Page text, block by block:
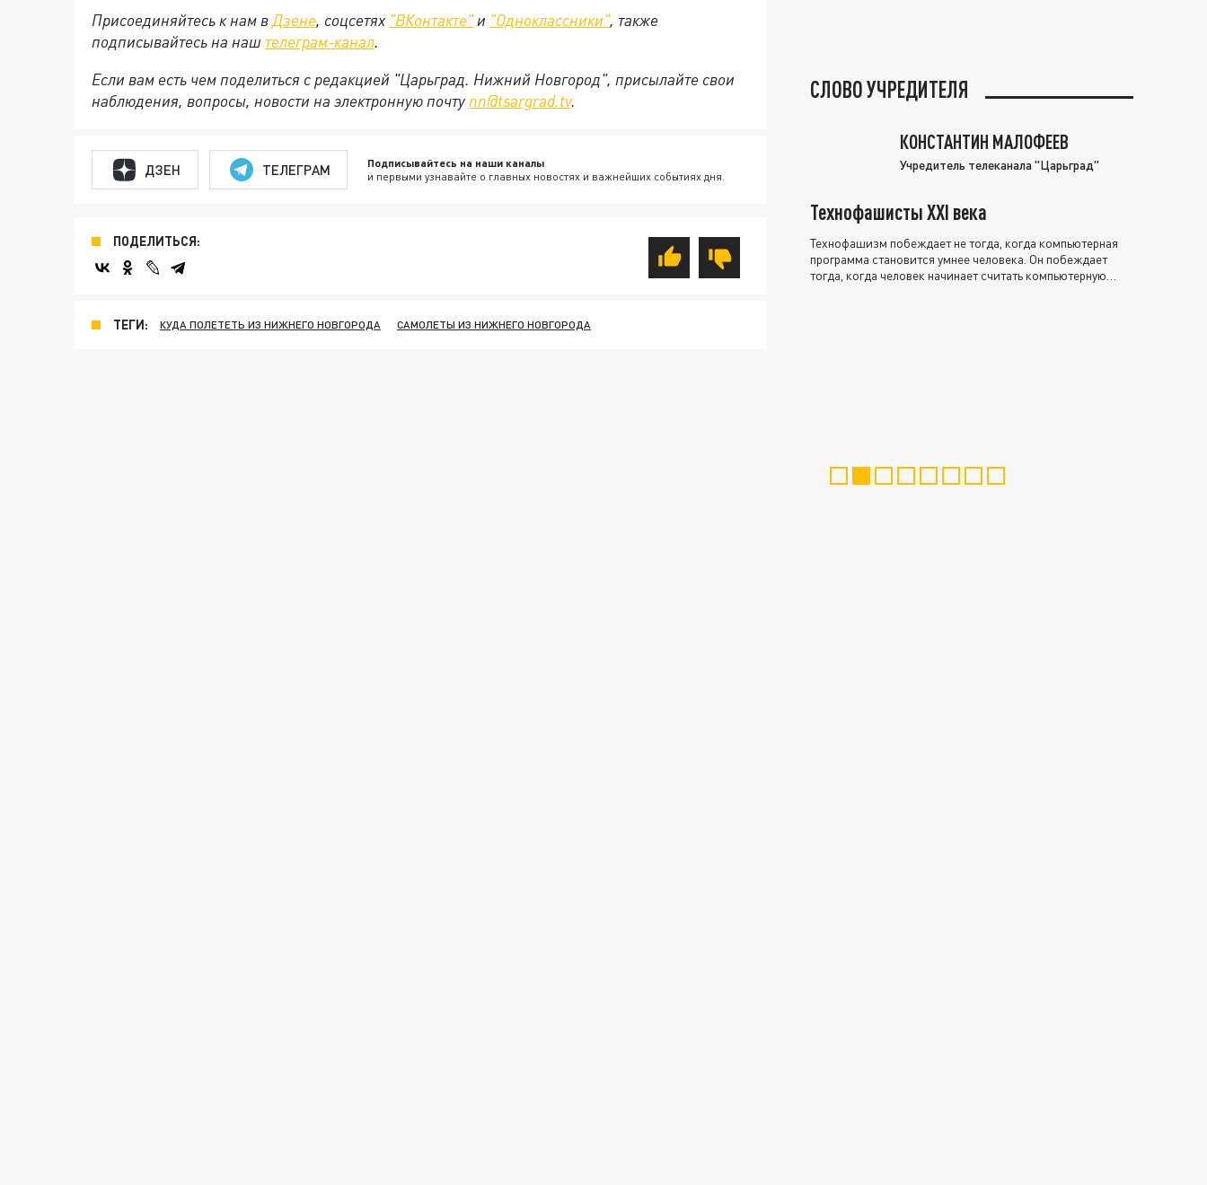
Присоединяйтесь к нам вДзене, соцсетях "ВКонтакте"и "Одноклассники", также
подписывайтесь на наш телеграм-канал.
Если вам есть чем поделиться с редакцией "Царьград. Нижний Новгород", присылайте свои
наблюдения, вопросы, новости на электронную почту nn@tsargrad.tv.
ДЗЕН ТЕЛЕГРАМ Подписывайтесь на наши каналы
и первыми узнавайте о главных новостях и важнейших событиях дня.
ПОДЕЛИТЬСЯ:
ТЕГИ: КУДА ПОЛЕТЕТЬ ИЗ НИЖНЕГО НОВГОРОДА САМОЛЕТЫ ИЗ НИЖНЕГО НОВГОРОДА
СЛОВО УЧРЕДИТЕЛЯ
КОНСТАНТИН МАЛОФЕЕВ
Учредитель телеканала "Царьград"
Технофашисты XXI века
Технофашизм побеждает не тогда, когда компьютерная
программа становится умнее человека. Он побеждает
тогда, когда человек начинает считать компьютерную